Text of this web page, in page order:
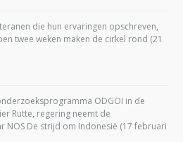
die hun ervaringen opschreven,
twee weken maken de cirkel rond (21
ODGOI in de
Rutte, regering neemt de
NOS De strijd om Indonesië (17 februari